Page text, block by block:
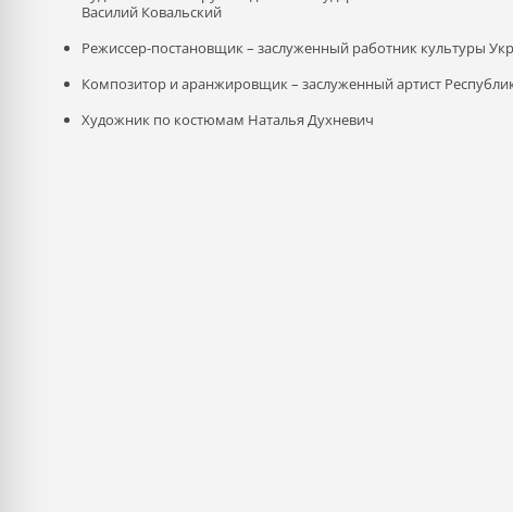
Василий Ковальский
Режиссер-постановщик – заслуженный работник культуры
Композитор и аранжировщик – заслуженный артист
Художник по костюмам Наталья Духневич